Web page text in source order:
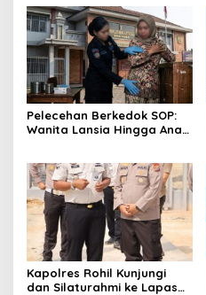
Pelecehan Berkedok SOP:
Wanita Lansia Hingga Anak
Copot Kalapas!
Kapolres Rohil Kunjungi
dan Silaturahmi ke Lapas